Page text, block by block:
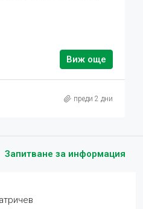
Виж още
преди 2 дни
Запитване за информация